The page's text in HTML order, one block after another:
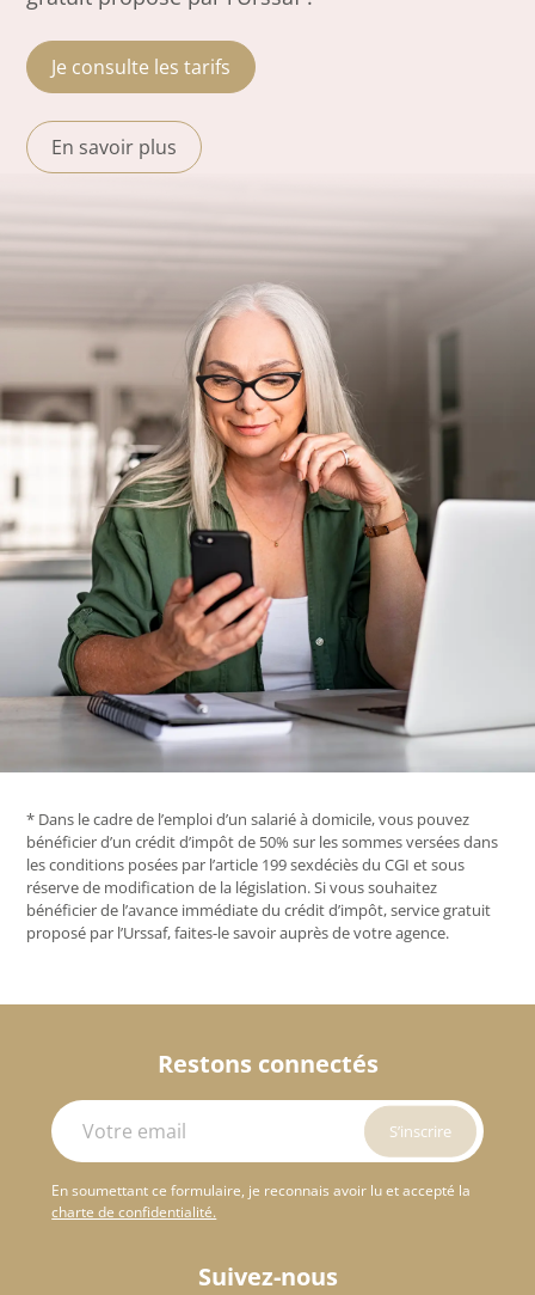
Je consulte les tarifs
En savoir plus
* Dans le cadre de l’emploi d’un salarié à domicile, vous pouvez
bénéficier d’un crédit d’impôt de 50% sur les sommes versées dans
les conditions posées par l’article 199 sexdéciès du CGI et sous
réserve de modification de la législation. Si vous souhaitez
bénéficier de l’avance immédiate du crédit d’impôt, service gratuit
proposé par l’Urssaf, faites-le savoir auprès de votre agence.
Restons connectés
En soumettant ce formulaire, je reconnais avoir lu et accepté la
charte de confidentialité.
Suivez-nous